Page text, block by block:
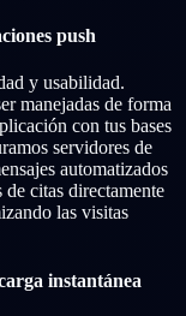
push
y usabilidad.
manejadas de forma
con tus bases
servidores de
automatizados
citas directamente
las visitas
instantánea